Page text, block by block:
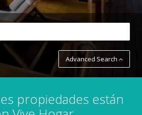
Advanced Search
propiedades están